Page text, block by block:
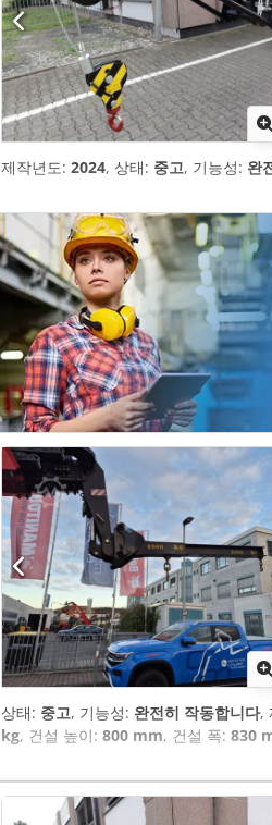
제작년도: 2024, 상태: 중고, 기능성: 완
상태: 중고, 기능성: 완전히 작동합니다,
kg, 건설 높이: 800 mm, 건설 폭: 830